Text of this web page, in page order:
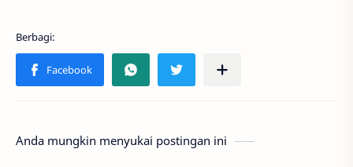
Anda mungkin menyukai postingan ini